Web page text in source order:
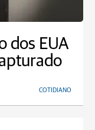
dos EUA
COTIDIANO